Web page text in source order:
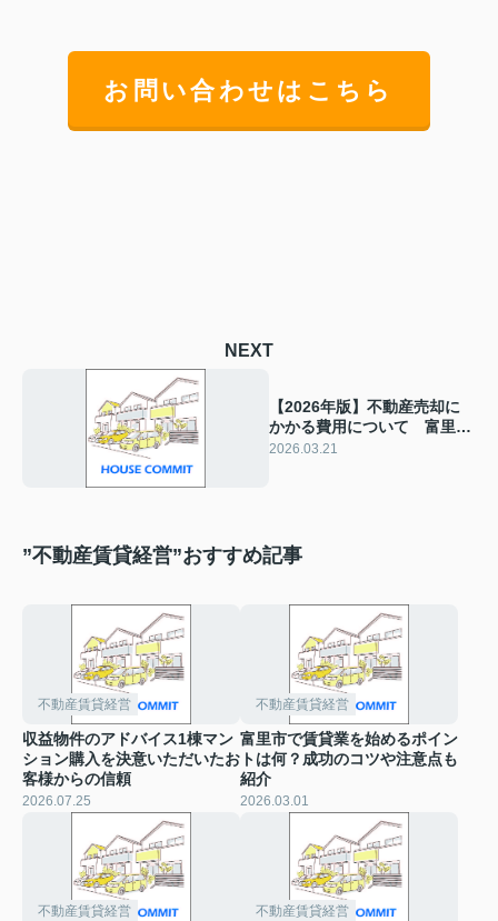
お問い合わせはこちら
NEXT
【2026年版】不動産売却に
かかる費用について 富里市
の不動産売却
2026.03.21
”不動産賃貸経営”おすすめ記事
不動産賃貸経営
収益物件のアドバイス1棟マン
ション購入を決意いただいたお
客様からの信頼
2026.07.25
不動産賃貸経営
富里市で賃貸業を始めるポイン
トは何？成功のコツや注意点も
紹介
2026.03.01
不動産賃貸経営 不動産賃貸経営